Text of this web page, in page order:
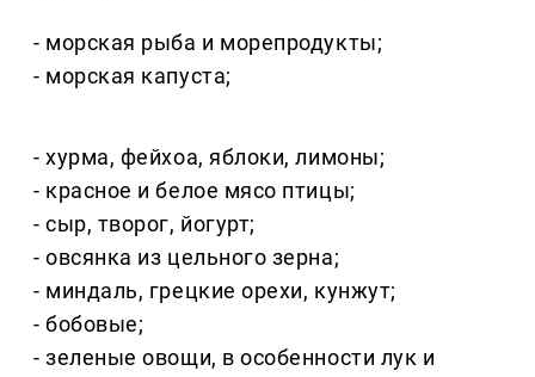
- морская рыба и морепродукты;
- морская капуста;
- хурма, фейхоа, яблоки, лимоны;
- красное и белое мясо птицы;
- сыр, творог, йогурт;
- овсянка из цельного зерна;
- миндаль, грецкие орехи, кунжут;
- бобовые;
- зеленые овощи, в особенности лук и